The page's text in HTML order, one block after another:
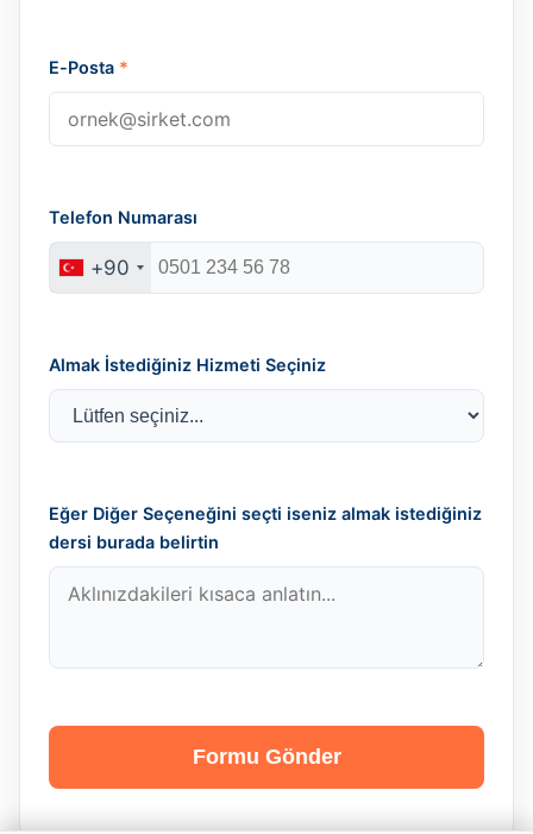
E-Posta *
Telefon Numarası
+90
Almak İstediğiniz Hizmeti Seçiniz
Eğer Diğer Seçeneğini seçti iseniz almak istediğiniz
dersi burada belirtin
Formu Gönder